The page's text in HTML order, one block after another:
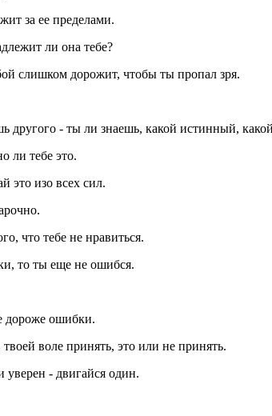
за ее пределами.
ли она тебе?
слишком дорожит, чтобы ты пропал зря.
другого - ты ли знаешь, какой истинный,
ли тебе это.
это изо всех сил.
что тебе не нравиться.
то ты еще не ошибся.
дороже ошибки.
воле принять, это или не принять.
уверен - двигайся один.